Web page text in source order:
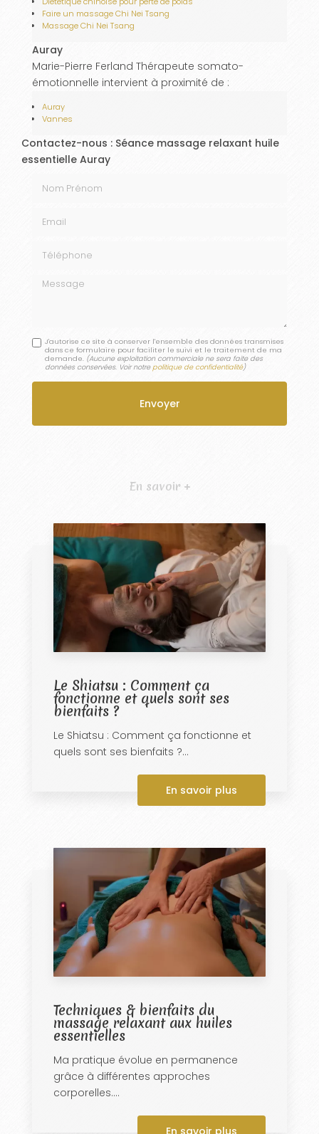
Faire un massage Chi Nei Tsang
Massage Chi Nei Tsang
Auray
Marie-Pierre Ferland Thérapeute somato-
émotionnelle intervient à proximité de :
Auray
Vannes
Contactez-nous : Séance massage relaxant huile
essentielle Auray
Nom Prénom
Téléphone
Message
J'autorise ce site à conserver l'ensemble des données transmises
dans ce formulaire pour faciliter le suivi et le traitement de ma
demande. (Aucune exploitation commerciale ne sera faite des
données conservées. Voir notrepolitique de confidentialité)
En savoir +
Le Shiatsu : Comment ça
fonctionne et quels sont ses
bienfaits ?
Le Shiatsu : Comment ça fonctionne et
quels sont ses bienfaits ?...
En savoir plus
Techniques & bienfaits du
massage relaxant aux huiles
essentielles
Ma pratique évolue en permanence
grâce à différentes approches
corporelles....